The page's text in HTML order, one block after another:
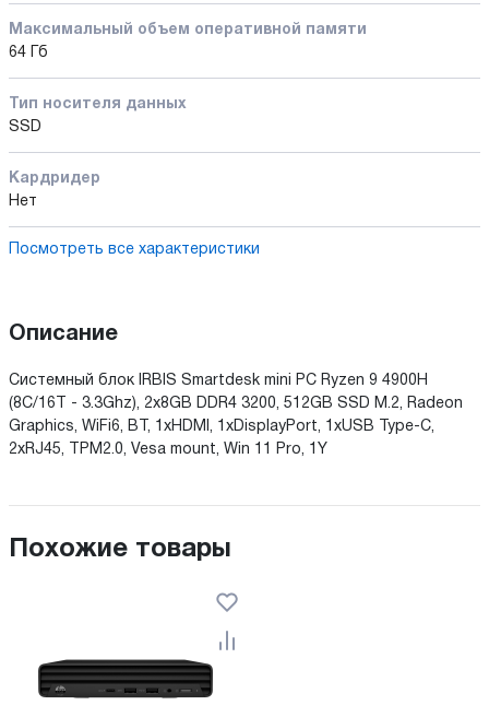
Максимальный объем оперативной памяти
64 Гб
Тип носителя данных
SSD
Кардридер
Нет
Посмотреть все характеристики
Описание
Системный блок IRBIS Smartdesk mini PC Ryzen 9 4900H
(8C/16T - 3.3Ghz), 2x8GB DDR4 3200, 512GB SSD M.2, Radeon
Graphics, WiFi6, BT, 1xHDMI, 1xDisplayPort, 1xUSB Type-C,
2xRJ45, TPM2.0, Vesa mount, Win 11 Pro, 1Y
Похожие товары